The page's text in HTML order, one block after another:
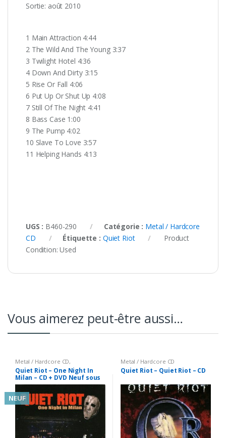
Sortie: août 2010
1 Main Attraction 4:44
2 The Wild And The Young 3:37
3 Twilight Hotel 4:36
4 Down And Dirty 3:15
5 Rise Or Fall 4:06
6 Put Up Or Shut Up 4:08
7 Still Of The Night 4:41
8 Bass Case 1:00
9 The Pump 4:02
10 Slave To Love 3:57
11 Helping Hands 4:13
UGS : B460-290 Catégorie : Metal / Hardcore
CD
Étiquette : Quiet Riot
Product
Condition:Used
Vous aimerez peut-être aussi…
Metal / Hardcore CD,
Musique/Concerts DVD ,Neuf
Quiet Riot – One Night In
Milan – CD + DVD Neuf sous
Blister
NEUF
Metal / Hardcore CD
Quiet Riot – Quiet Riot – CD